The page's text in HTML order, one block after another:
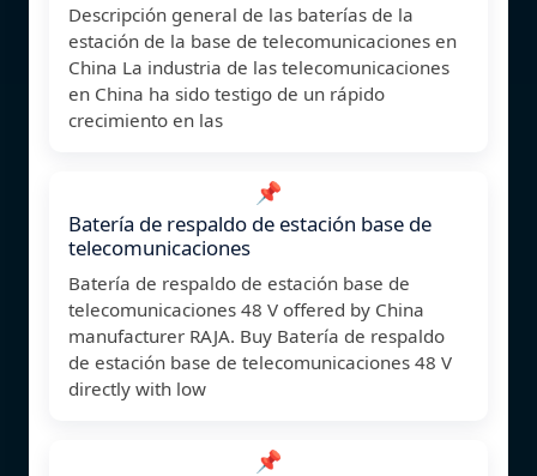
Descripción general de las baterías de la
estación de la base de telecomunicaciones en
China La industria de las telecomunicaciones
en China ha sido testigo de un rápido
crecimiento en las
📌
Batería de respaldo de estación base de
telecomunicaciones
Batería de respaldo de estación base de
telecomunicaciones 48 V offered by China
manufacturer RAJA. Buy Batería de respaldo
de estación base de telecomunicaciones 48 V
directly with low
📌